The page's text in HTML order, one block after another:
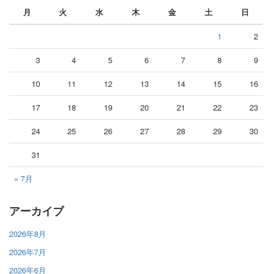
月
火 水 木 金 土 日
« 7月
1 2
3 4 5 6 7 8 9
10 11 12 13 14 15 16
17 18 19 20 21 22 23
24 25 26 27 28 29 30
31
アーカイブ
2026年8月
2026年7月
2026年6月